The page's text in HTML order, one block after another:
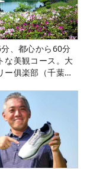
、都心から60分
な美観コース。大
ー俱楽部（千葉